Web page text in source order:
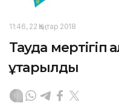
11:46, 22 Қаңтар 2018
Тауда мертігіп
құтқарылды